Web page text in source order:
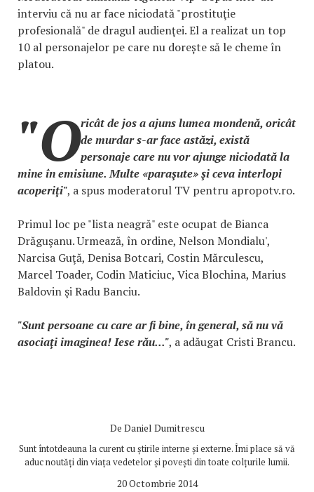
interviu că nu ar face niciodată "prostituţie
profesională" de dragul audienţei. El a realizat un top
10 al personajelor pe care nu dorește să le cheme în
platou.
"Oricât de jos a ajuns lumea mondenă, oricât
de murdar s-ar face astăzi, există
personaje care nu vor ajunge niciodată la
mine în emisiune. Multe «paraşute» şi ceva interlopi
acoperiţi", a spus moderatorul TV pentru apropotv.ro.
Primul loc pe "lista neagră" este ocupat de Bianca
Drăguşanu. Urmează, în ordine, Nelson Mondialu',
Narcisa Guţă, Denisa Botcari, Costin Mărculescu,
Marcel Toader, Codin Maticiuc, Vica Blochina, Marius
Baldovin şi Radu Banciu.
"Sunt persoane cu care ar fi bine, în general, să nu vă
asociaţi imaginea! Iese rău...", a adăugat Cristi Brancu.
De Daniel Dumitrescu
Sunt întotdeauna la curent cu știrile interne și externe. Îmi place să vă
aduc noutăți din viața vedetelor și povești din toate colțurile lumii.
20 Octombrie 2014